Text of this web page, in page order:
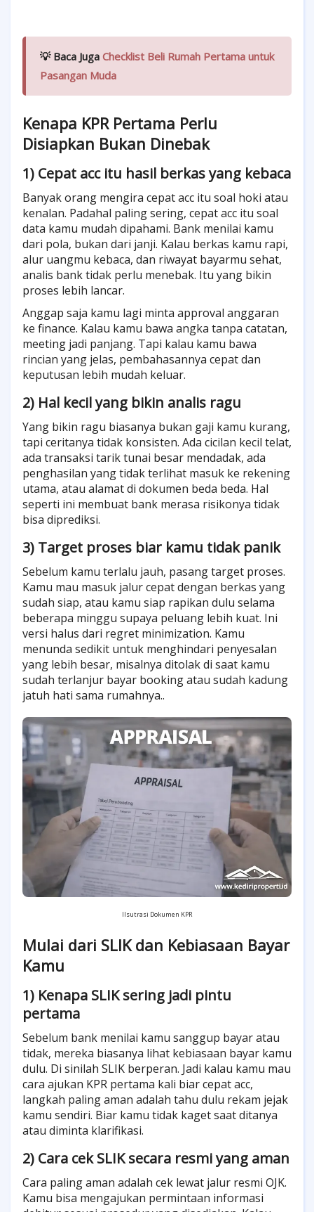
💡 Baca Juga Checklist Beli Rumah Pertama untuk
Pasangan Muda
Kenapa KPR Pertama Perlu
Disiapkan Bukan Dinebak
1) Cepat acc itu hasil berkas yang kebaca
Banyak orang mengira cepat acc itu soal hoki atau
kenalan. Padahal paling sering, cepat acc itu soal
data kamu mudah dipahami. Bank menilai kamu
dari pola, bukan dari janji. Kalau berkas kamu rapi,
alur uangmu kebaca, dan riwayat bayarmu sehat,
analis bank tidak perlu menebak. Itu yang bikin
proses lebih lancar.
Anggap saja kamu lagi minta approval anggaran
ke finance. Kalau kamu bawa angka tanpa catatan,
meeting jadi panjang. Tapi kalau kamu bawa
rincian yang jelas, pembahasannya cepat dan
keputusan lebih mudah keluar.
2) Hal kecil yang bikin analis ragu
Yang bikin ragu biasanya bukan gaji kamu kurang,
tapi ceritanya tidak konsisten. Ada cicilan kecil telat,
ada transaksi tarik tunai besar mendadak, ada
penghasilan yang tidak terlihat masuk ke rekening
utama, atau alamat di dokumen beda beda. Hal
seperti ini membuat bank merasa risikonya tidak
bisa diprediksi.
3) Target proses biar kamu tidak panik
Sebelum kamu terlalu jauh, pasang target proses.
Kamu mau masuk jalur cepat dengan berkas yang
sudah siap, atau kamu siap rapikan dulu selama
beberapa minggu supaya peluang lebih kuat. Ini
versi halus dari regret minimization. Kamu
menunda sedikit untuk menghindari penyesalan
yang lebih besar, misalnya ditolak di saat kamu
sudah terlanjur bayar booking atau sudah kadung
jatuh hati sama rumahnya..
Ilsutrasi Dokumen KPR
Mulai dari SLIK dan Kebiasaan Bayar
Kamu
1) Kenapa SLIK sering jadi pintu
pertama
Sebelum bank menilai kamu sanggup bayar atau
tidak, mereka biasanya lihat kebiasaan bayar kamu
dulu. Di sinilah SLIK berperan. Jadi kalau kamu mau
cara ajukan KPR pertama kali biar cepat acc,
langkah paling aman adalah tahu dulu rekam jejak
kamu sendiri. Biar kamu tidak kaget saat ditanya
atau diminta klarifikasi.
2) Cara cek SLIK secara resmi yang aman
Cara paling aman adalah cek lewat jalur resmi OJK.
Kamu bisa mengajukan permintaan informasi